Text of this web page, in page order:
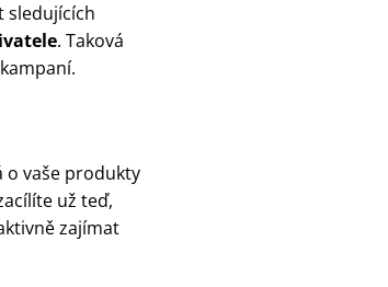
sledujících
. Taková
o vaše produkty
už teď,
zajímat